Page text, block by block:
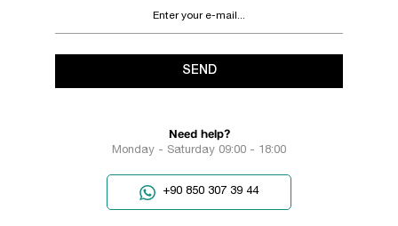
SEND
Need help?
Monday - Saturday 09:00 - 18:00
+90 850 307 39 44